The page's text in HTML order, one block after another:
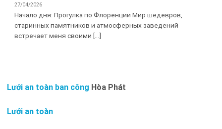
27/04/2026
Начало дня: Прогулка по Флоренции Мир шедевров,
старинных памятников и атмосферных заведений
встречает меня своими [...]
Lưới an toàn ban công Hòa Phát
Lưới an toàn